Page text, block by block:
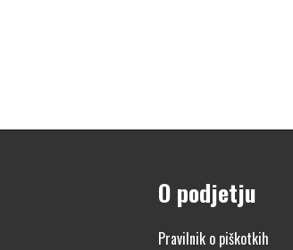
O podjetju
Pravilnik o piškotkih